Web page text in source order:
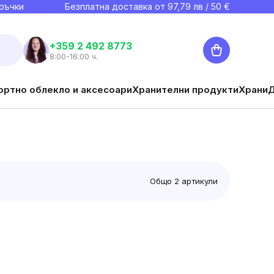
Безплатна доставка от 97,79 лв / 50 €
+359 2 492 8773
8:00-16:00 ч.
Количка
облекло и аксесоариХранителни продуктиХрани
Общо 2 артикули